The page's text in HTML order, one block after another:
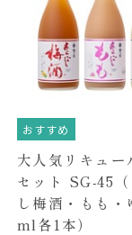
おすすめ
大人気リキュー
セット SG-45
し梅酒・もも
ml各1本）